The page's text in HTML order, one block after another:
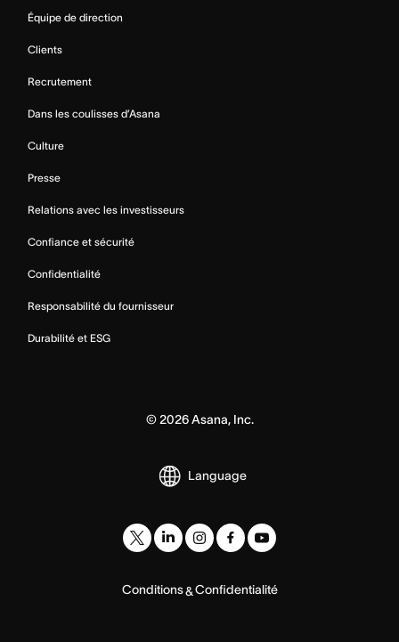
Équipe de direction
Clients
Recrutement
Dans les coulisses d’Asana
Culture
Presse
Relations avec les investisseurs
Confiance et sécurité
Confidentialité
Responsabilité du fournisseur
Durabilité et ESG
©2026Asana, Inc.
Language
Conditions&Confidentialité